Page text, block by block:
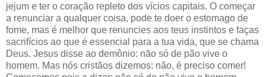
jejum e ter o coração repleto dos vícios capitais. O começar
a renunciar a qualquer coisa, pode te doer o estomago de
fome, mas é melhor que renuncies aos teus instintos e faças
sacrifícios ao que é essencial para a tua vida, que se chama
Deus. Jesus disse ao demônio: não só de pão vive o
homem. Mas nós cristãos dizemos: não, é preciso comer!